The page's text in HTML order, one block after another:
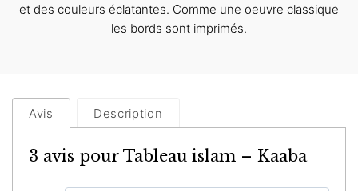
et des couleurs éclatantes. Comme une oeuvre classique
les bords sont imprimés.
Avis Description
3 avis pour Tableau islam – Kaaba